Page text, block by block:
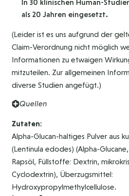
In 30 klinischen Human-
als 20 Jahren eingesetzt.
(Leider ist es uns aufgrund der
Claim-Verordnung nicht möglich
Informationen zu etwaigen
mitzuteilen. Zur allgemeinen
diverse Studien angefügt.)
Quellen
Zutaten:
Alpha-Glucan-haltiges Pulver aus
(Lentinula edodes) (Alpha-
Rapsöl, Füllstoffe: Dextrin,
Cyclodextrin), Überzugsmittel:
Hydroxypropylmethylcellulose.